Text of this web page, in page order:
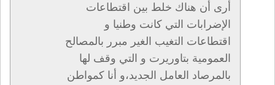
أرى أن هناك خلط بين اقتطاعات
الإضرابات التي كانت وطنيا و
اقتطاعات التغيب الغير مبرر بالمصالح
العمومية بتاوريرت و التي وقف لها
بالمرصاد العامل الجديد،و أنا كمواطن